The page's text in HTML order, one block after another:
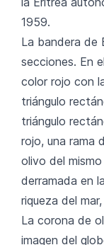
1959.
La bandera de
secciones. En
color rojo con
triángulo
triángulo
rojo, una rama
olivo del
derramada en
riqueza del
La corona de
imagen del